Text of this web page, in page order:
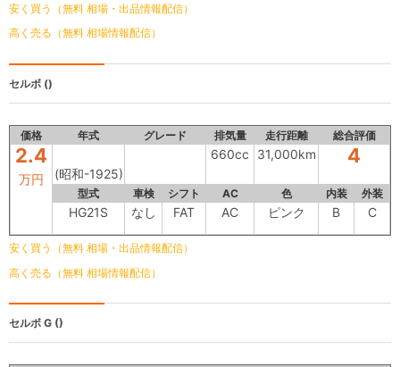
安く買う（無料 相場・出品情報配信）
高く売る（無料 相場情報配信）
セルボ ()
価格 年式 グレード 排気量 走行距離 総合評価
2.4
万円 (昭和-1925)
660cc 31,000km 4
型式 車検 シフト AC 色 内装 外装
HG21S なし FAT AC ピンク B C
安く買う（無料 相場・出品情報配信）
高く売る（無料 相場情報配信）
セルボ G ()